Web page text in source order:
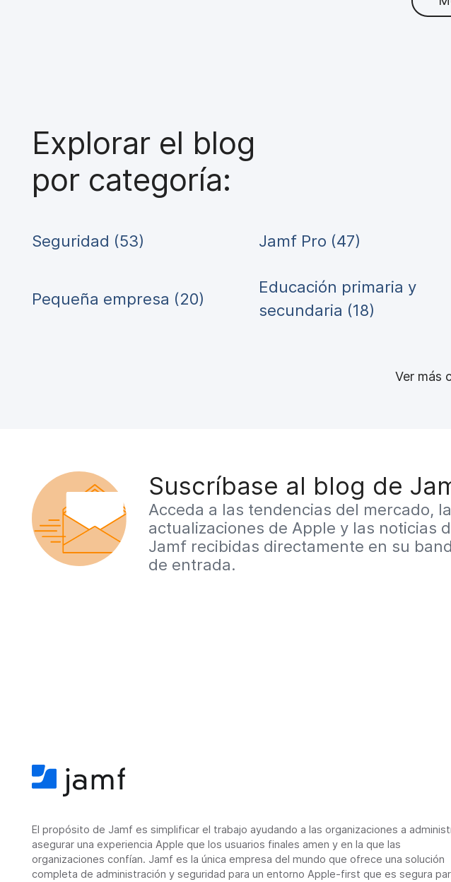
Explorar el blog
por categoría:
Seguridad (53) Jamf Pro (47)
Pequeña empresa (20)
Educación primaria y
secundaria (18)
Ver más
Suscríbase al blog de
Acceda a las tendencias del mercado,
actualizaciones de Apple y las noticias
Jamf recibidas directamente en su
de entrada.
El propósito de Jamf es simplificar el trabajo ayudando a las organizaciones a
asegurar una experiencia Apple que los usuarios finales amen y en la que las
organizaciones confían. Jamf es la única empresa del mundo que ofrece una solución
completa de administración y seguridad para un entorno Apple-first que es segura